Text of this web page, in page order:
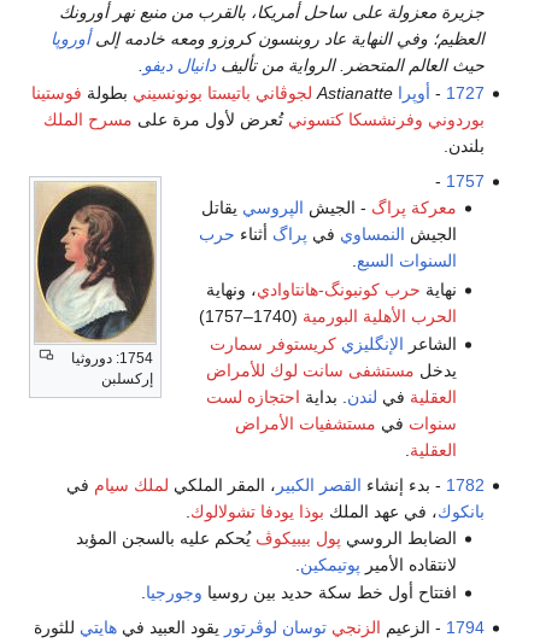
جزيرة معزولة على ساحل أمريكا، بالقرب من منبع نهر أورونك
العظيم؛ وفي النهاية عاد روبنسون كروزو ومعه خادمه إلىأوروپا
حيث العالم المتحضر. الرواية من تأليفدانيال ديفو
1727
- أوپرا Astianatte لجوڤاني باتيستا بونونسيني بطولة فوستينا
بوردوني وفرنشسكا كتسوني تُعرض لأول مرة على مسرح الملك
بلندن.
1754: دوروثيا
إركسلبن
1757
-
معركة پراگ - الجيش الپروسي يقاتل
الجيش النمساوي في پراگ أثناء حرب
السنوات السبع.
نهاية حرب كونبونگ-هانتاوادي، ونهاية
الحرب الأهلية البورمية (1740–1757)
الشاعر الإنگليزي كريستوفر سمارت
يدخل مستشفى سانت لوك للأمراض
العقلية في لندن . بداية احتجازه لست
سنوات في مستشفيات الأمراض
العقلية
1782 - بدء إنشاء القصر الكبير ، المقر الملكي لملك سيام في
بانكوك، في عهد الملك بوذا يودفا تشولالوك
الضابط الروسي پول بيبيكوڤ يُحكم عليه بالسجن المؤبد
لانتقاده الأمير پوتيمكين
افتتاح أول خط سكة حديد بين روسيا وجورجيا.
1794 - الزعيم الزنجي توسان لوڤرتور يقود العبيد فيهايتي للثورة